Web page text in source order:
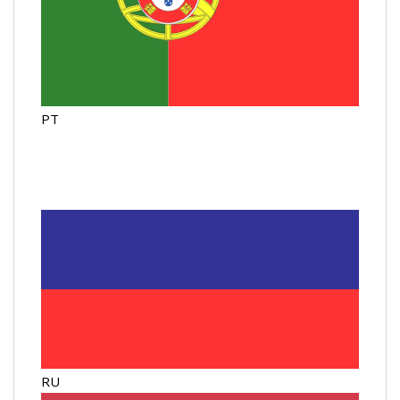
PT
RU